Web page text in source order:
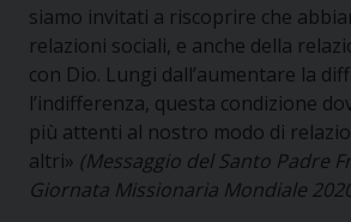
siamo invitati a riscoprire che
relazioni sociali, e anche della
con Dio. Lungi dall’aumentare la
l’indifferenza, questa condizione
più attenti al nostro modo di
altri» (Messaggio del Santo Padre
Giornata Missionaria Mondiale